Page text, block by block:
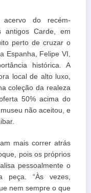
do recém-
antigos Carde, em
perto de cruzar o
Espanha, Felipe VI,
histórica. A
local de alto luxo,
coleção da realeza
50% acima do
não aceitou, e
mais correr atrás
pois os próprios
pessoalmente o
peça. “Às vezes,
nem sempre o que